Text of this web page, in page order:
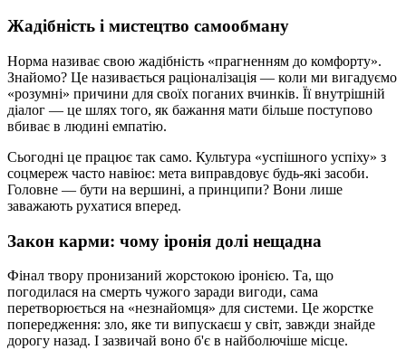
Жадібність і мистецтво самообману
Норма називає свою жадібність «прагненням до комфорту».
Знайомо? Це називається раціоналізація — коли ми вигадуємо
«розумні» причини для своїх поганих вчинків. Її внутрішній
діалог — це шлях того, як бажання мати більше поступово
вбиває в людині емпатію.
Сьогодні це працює так само. Культура «успішного успіху» з
соцмереж часто навіює: мета виправдовує будь-які засоби.
Головне — бути на вершині, а принципи? Вони лише
заважають рухатися вперед.
Закон карми: чому іронія долі нещадна
Фінал твору пронизаний жорстокою іронією. Та, що
погодилася на смерть чужого заради вигоди, сама
перетворюється на «незнайомця» для системи. Це жорстке
попередження: зло, яке ти випускаєш у світ, завжди знайде
дорогу назад. І зазвичай воно б'є в найболючіше місце.